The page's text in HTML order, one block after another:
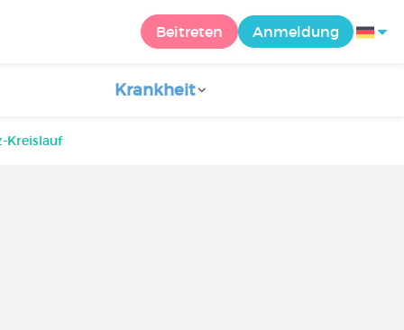
Beitreten Anmeldung
Krankheit
Kreislauf